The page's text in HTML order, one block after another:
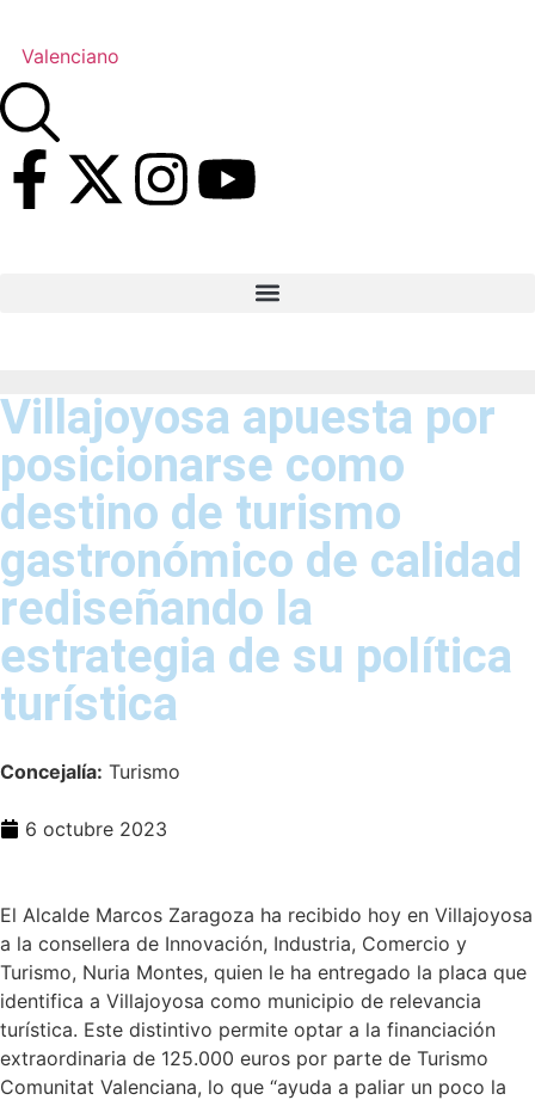
Valenciano
Villajoyosa apuesta por
posicionarse como
destino de turismo
gastronómico de calidad
rediseñando la
estrategia de su política
turística
Concejalía: Turismo
6 octubre 2023
El Alcalde Marcos Zaragoza ha recibido hoy en Villajoyosa
a la consellera de Innovación, Industria, Comercio y
Turismo, Nuria Montes, quien le ha entregado la placa que
identifica a Villajoyosa como municipio de relevancia
turística. Este distintivo permite optar a la financiación
extraordinaria de 125.000 euros por parte de Turismo
Comunitat Valenciana, lo que “ayuda a paliar un poco la